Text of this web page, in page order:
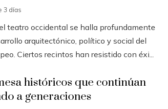
3 días
teatro occidental se halla profundamente
arquitectónico, político y social del
Ciertos recintos han resistido con éxi...
históricos que continúan
a generaciones